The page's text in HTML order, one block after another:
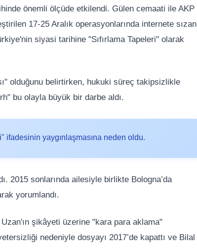
önemli ölçüde etkilendi. Gülen cemaati ile AKP
17-25 Aralık operasyonlarında internete sızan
siyasi tarihine "Sıfırlama Tapeleri" olarak
olduğunu belirtirken, hukuki süreç takipsizlikle
bu olayla büyük bir darbe aldı.
ifadesinin yaygınlaşmasına neden oldu.
2015 sonlarında ailesiyle birlikte Bologna’da
yorumlandı.
şikâyeti üzerine "kara para aklama"
nedeniyle dosyayı 2017’de kapattı ve Bilal